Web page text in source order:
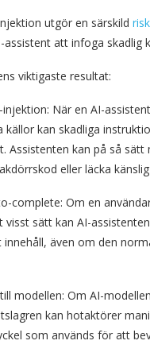
utgör en särskild risk
assistent att infoga skadlig
viktigaste resultat:
injektion: När en AI-
källor kan skadliga
Assistenten kan på så sätt
eller läcka
complete: Om en
visst sätt kan AI-
även om den
modellen: Om AI-
kan hotaktörer
som används för att